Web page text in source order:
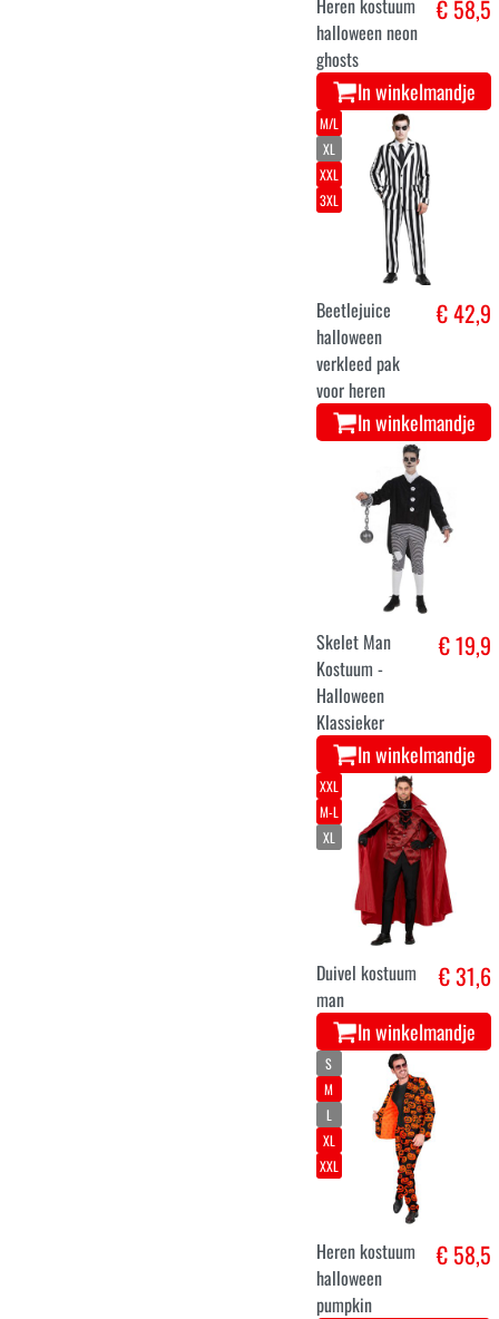
halloween neon
ghosts
€ 58,5
In winkelmandje
M/L
XL
XXL
3XL
Beetlejuice
halloween
verkleed pak
voor heren
€ 42,9
In winkelmandje
Skelet Man
Kostuum -
Halloween
Klassieker
€ 19,9
In winkelmandje
XXL
M-L
XL
Duivel kostuum
man
€ 31,6
In winkelmandje
S
M
L
XL
XXL
Heren kostuum
halloween
pumpkin
€ 58,5